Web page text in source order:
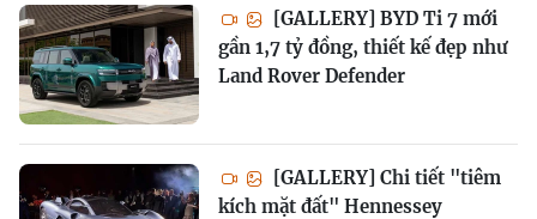
[GALLERY] BYD Ti 7 mới
gần 1,7 tỷ đồng, thiết kế đẹp như
Land Rover Defender
[GALLERY] Chi tiết "tiêm
kích mặt đất" Hennessey